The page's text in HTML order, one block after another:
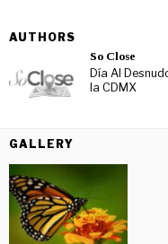
AUTHORS
So Close
Día Al
la CDMX
GALLERY